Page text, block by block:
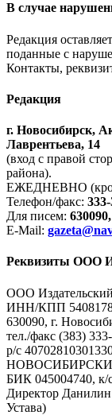
В случае
Редакция
поданные с
Контакты,
Редакция
г. Новосибирск,
Лаврентьева, 14
(вход с правой
района).
ЕЖЕДНЕВНО
Телефон/факс:
Для писем:
E-Mail:
Реквизиты ООО
ООО
ИНН/КПП
630090, г.
тел./факс (383)
р/с
БИК 045004740, к/
Директор
Устава)